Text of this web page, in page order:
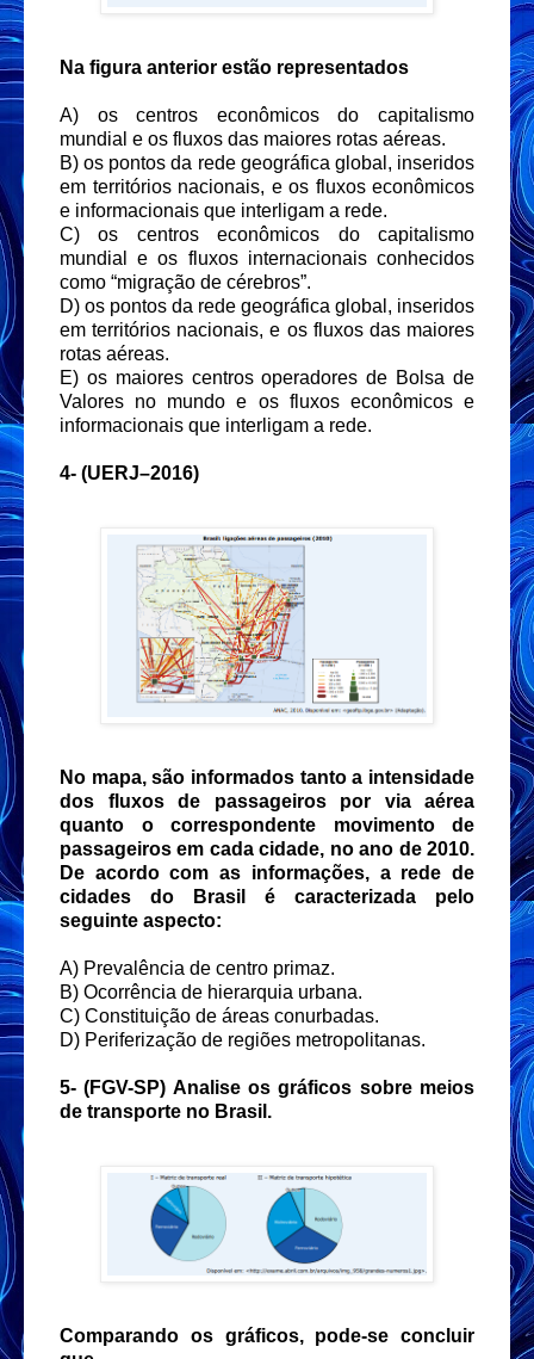
Na figura anterior estão representados
A) os centros econômicos do capitalismo
mundial e os fluxos das maiores rotas aéreas.
B) os pontos da rede geográfica global, inseridos
em territórios nacionais, e os fluxos econômicos
e informacionais que interligam a rede.
C) os centros econômicos do capitalismo
mundial e os fluxos internacionais conhecidos
como “migração de cérebros”.
D) os pontos da rede geográfica global, inseridos
em territórios nacionais, e os fluxos das maiores
rotas aéreas.
E) os maiores centros operadores de Bolsa de
Valores no mundo e os fluxos econômicos e
informacionais que interligam a rede.
4- (UERJ–2016)
No mapa, são informados tanto a intensidade
dos fluxos de passageiros por via aérea
quanto o correspondente movimento de
passageiros em cada cidade, no ano de 2010.
De acordo com as informações, a rede de
cidades do Brasil é caracterizada pelo
seguinte aspecto:
A) Prevalência de centro primaz.
B) Ocorrência de hierarquia urbana.
C) Constituição de áreas conurbadas.
D) Periferização de regiões metropolitanas.
5-(FGV-SP) Analise os gráficos sobre meios
de transporte no Brasil.
Comparando os gráficos, pode-se concluir